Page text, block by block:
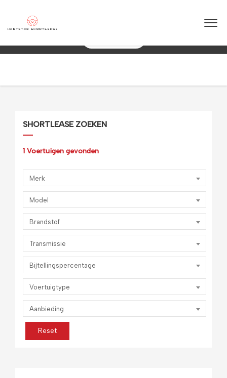
10+ jaar ervaring in shortlease – Betrouwbaar & flexibel!
SHORTLEASE ZOEKEN
1 Voertuigen gevonden
Merk
Model
Brandstof
Transmissie
Bijtellingspercentage
Voertuigtype
Aanbieding
Reset